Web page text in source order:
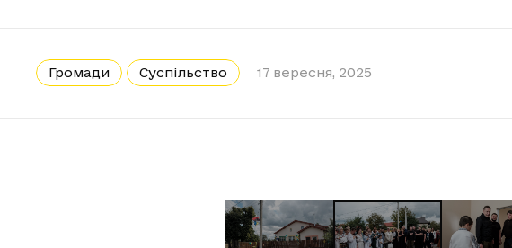
Громади Суспільство 17 вересня, 2025